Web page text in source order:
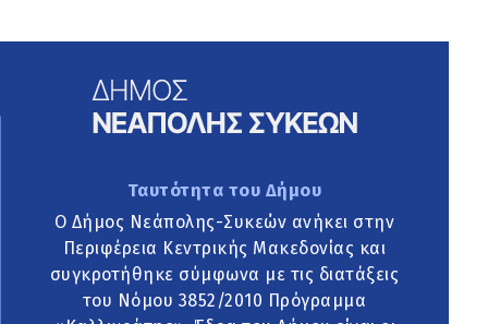
Ταυτότητα του Δήμου
Ο Δήμος Νεάπολης-Συκεών ανήκει στην
Περιφέρεια Κεντρικής Μακεδονίας και
συγκροτήθηκε σύμφωνα με τις διατάξεις
του Νόμου 3852/2010 Πρόγραμμα